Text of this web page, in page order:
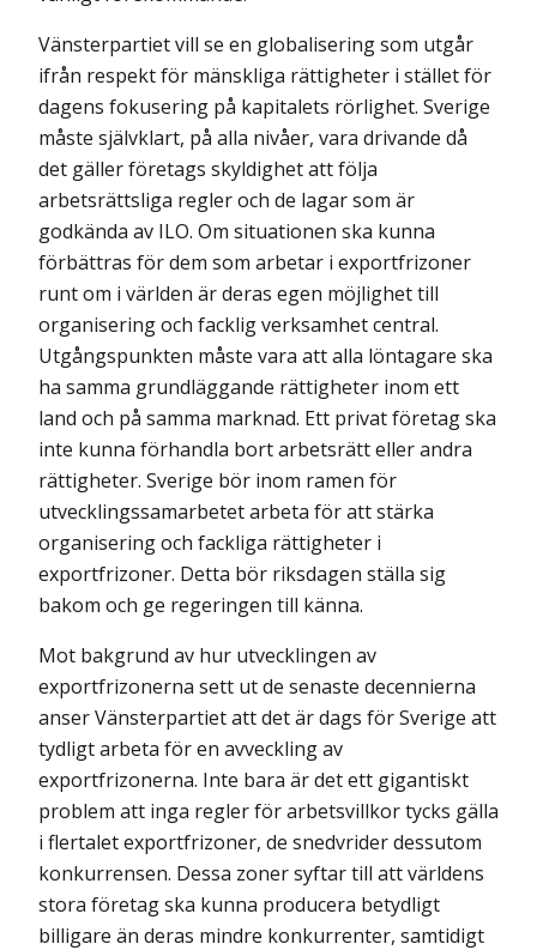
Vänsterpartiet vill se en globalisering som utgår
ifrån respekt för mänskliga rättigheter i stället för
dagens fokusering på kapitalets rörlighet. Sverige
måste självklart, på alla nivåer, vara drivande då
det gäller företags skyldighet att följa
arbetsrättsliga regler och de lagar som är
godkända av ILO. Om situationen ska kunna
förbättras för dem som arbetar i exportfrizoner
runt om i världen är deras egen möjlighet till
organisering och facklig verksamhet central.
Utgångspunkten måste vara att alla löntagare ska
ha samma grundläggande rättigheter inom ett
land och på samma marknad. Ett privat företag ska
inte kunna förhandla bort arbetsrätt eller andra
rättigheter. Sverige bör inom ramen för
utvecklingssamarbetet arbeta för att stärka
organisering och fackliga rättigheter i
exportfrizoner. Detta bör riksdagen ställa sig
bakom och ge regeringen till känna.
Mot bakgrund av hur utvecklingen av
exportfrizonerna sett ut de senaste decennierna
anser Vänsterpartiet att det är dags för Sverige att
tydligt arbeta för en avveckling av
exportfrizonerna. Inte bara är det ett gigantiskt
problem att inga regler för arbetsvillkor tycks gälla
i flertalet exportfrizoner, de snedvrider dessutom
konkurrensen. Dessa zoner syftar till att världens
stora företag ska kunna producera betydligt
billigare än deras mindre konkurrenter, samtidigt